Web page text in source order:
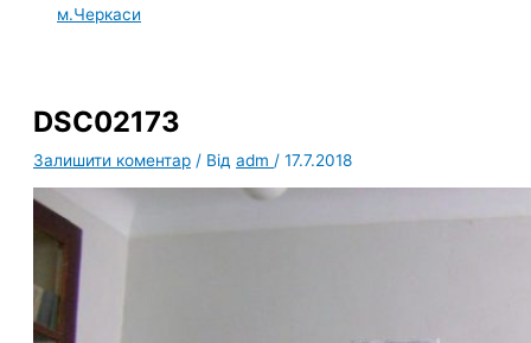
м.Черкаси
DSC02173
Залишити коментар / Від adm / 17.7.2018